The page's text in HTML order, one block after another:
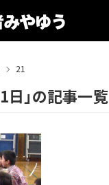
21
日」の記事一覧